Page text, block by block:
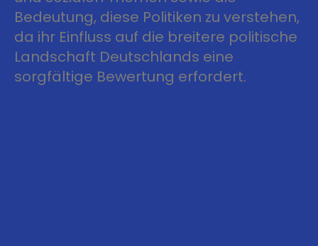
Bedeutung, diese Politiken zu verstehen,
da ihr Einfluss auf die breitere politische
Landschaft Deutschlands eine
sorgfältige Bewertung erfordert.